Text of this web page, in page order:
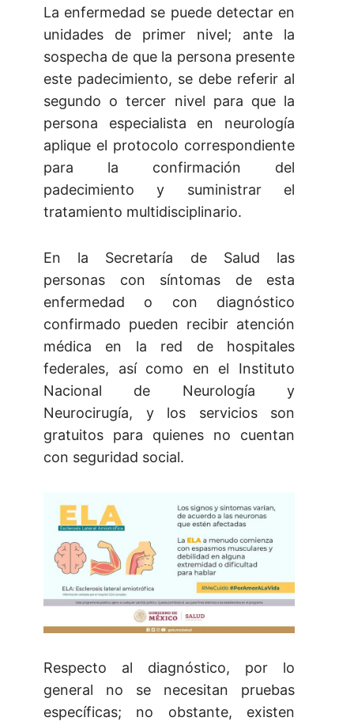
La enfermedad se puede detectar en
unidades de primer nivel; ante la
sospecha de que la persona presente
este padecimiento, se debe referir al
segundo o tercer nivel para que la
persona especialista en neurología
aplique el protocolo correspondiente
para la confirmación del
padecimiento y suministrar el
tratamiento multidisciplinario.
En la Secretaría de Salud las
personas con síntomas de esta
enfermedad o con diagnóstico
confirmado pueden recibir atención
médica en la red de hospitales
federales, así como en el Instituto
Nacional de Neurología y
Neurocirugía, y los servicios son
gratuitos para quienes no cuentan
con seguridad social.
Respecto al diagnóstico, por lo
general no se necesitan pruebas
específicas; no obstante, existen